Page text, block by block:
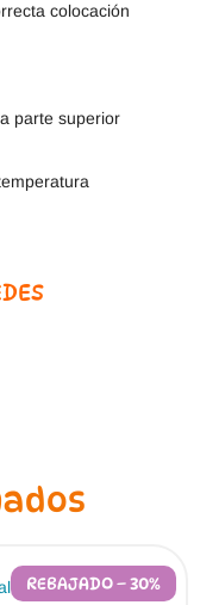
colocación
parte superior
REBAJADO – 30%